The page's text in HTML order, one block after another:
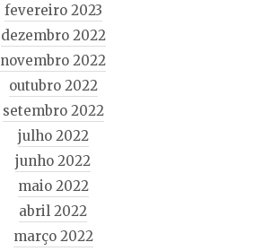
fevereiro 2023
dezembro 2022
novembro 2022
outubro 2022
setembro 2022
julho 2022
junho 2022
maio 2022
abril 2022
março 2022